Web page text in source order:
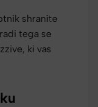
shranite
tega se
ki vas